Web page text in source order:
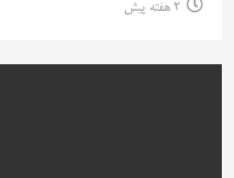
2 هفته پیش